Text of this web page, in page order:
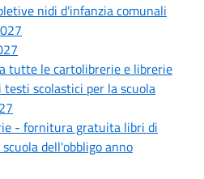
nidi d'infanzia comunali
tutte le cartolibrerie e librerie
scolastici per la scuola
- fornitura gratuita libri di
dell'obbligo anno